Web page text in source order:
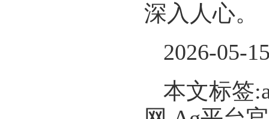
深入人心。
2026-05-
本文标签